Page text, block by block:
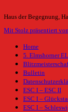
Haus der Begegnung,
Mit Stolz präsentiert
Home
5. Elmshorner
Bulletin
ESC I – ESC II
ESC I –
ESC I –